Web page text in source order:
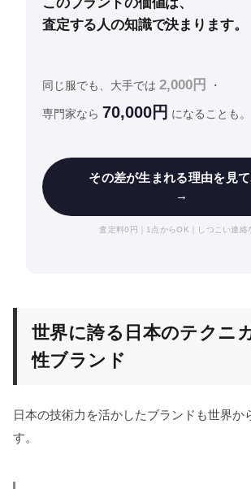
このブランドの価値は、
査定する人の知識で決まります。
同じ服でも、大手では 2,000円 ・
専門家なら 70,000円 になることも。
その差が生まれる理由を見
→
査定料0円｜1点からOK｜しつこい連絡
世界に誇る日本のテクニ
性ブランド
日本の技術力を活かしたブランドも世界か
す。